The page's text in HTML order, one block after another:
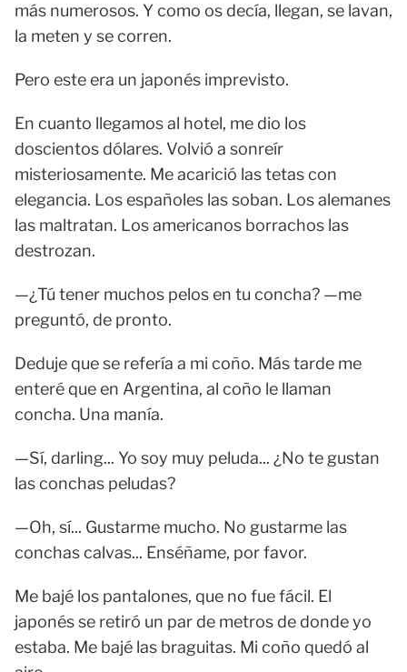
más numerosos. Y como os decía, llegan, se lavan,
la meten y se corren.
Pero este era un japonés imprevisto.
En cuanto llegamos al hotel, me dio los
doscientos dólares. Volvió a sonreír
misteriosamente. Me acarició las tetas con
elegancia. Los españoles las soban. Los alemanes
las maltratan. Los americanos borrachos las
destrozan.
—¿Tú tener muchos pelos en tu concha? —me
preguntó, de pronto.
Deduje que se refería a mi coño. Más tarde me
enteré que en Argentina, al coño le llaman
concha. Una manía.
—Sí, darling... Yo soy muy peluda... ¿No te gustan
las conchas peludas?
—Oh, sí... Gustarme mucho. No gustarme las
conchas calvas... Enséñame, por favor.
Me bajé los pantalones, que no fue fácil. El
japonés se retiró un par de metros de donde yo
estaba. Me bajé las braguitas. Mi coño quedó al